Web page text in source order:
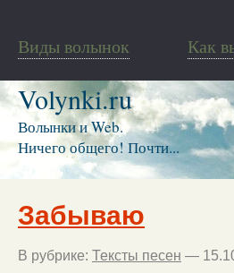
Виды волынок Как
Volynki.ru
Волынки и Web.
Ничего общего! Почти...
Забываю
В рубрике: Тексты песен —